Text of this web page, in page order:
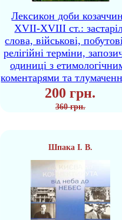
Лексикон доби
XVII-XVIII ст.:
слова, військові,
релігійні терміни,
одиниці з
коментарями та
200 грн.
360 грн.
Шпака І. В.